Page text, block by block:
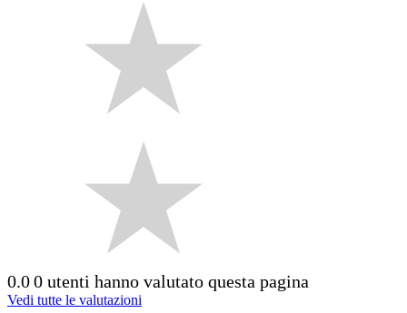
0.00 utenti hanno valutato questa pagina
Vedi tutte le valutazioni